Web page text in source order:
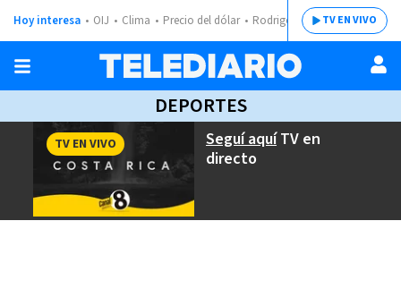
Hoy interesa OIJ Clima Precio del dólar Rodrigo ChavesTV EN VIVO
DEPORTES
Seguí aquíTV en
directo
TV EN VIVO